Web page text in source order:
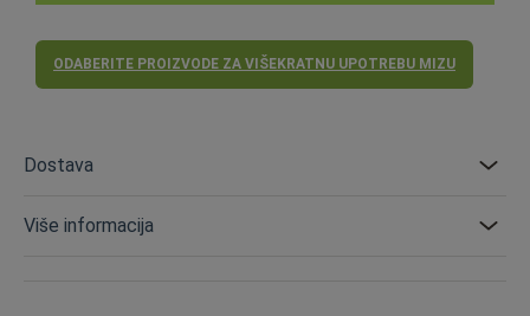
ODABERITE PROIZVODE ZA VIŠEKRATNU UPOTREBU MIZU
Dostava
Više informacija